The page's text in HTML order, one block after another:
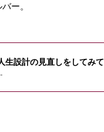
ー。
生設計の見直しをしてみて